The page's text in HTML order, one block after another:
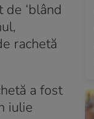
‘blând
rachetă
a fost
iulie